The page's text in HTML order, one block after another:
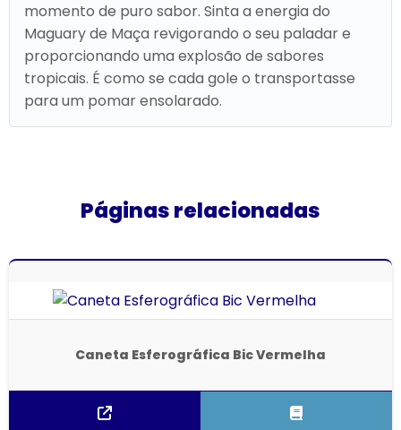
momento de puro sabor. Sinta a energia do
Maguary de Maça revigorando o seu paladar e
proporcionando uma explosão de sabores
tropicais. É como se cada gole o transportasse
para um pomar ensolarado.
Páginas relacionadas
Caneta Esferográfica Bic Vermelha